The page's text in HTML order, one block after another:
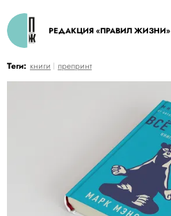
РЕДАКЦИЯ «ПРАВИЛ ЖИЗНИ»
Теги: книги препринт